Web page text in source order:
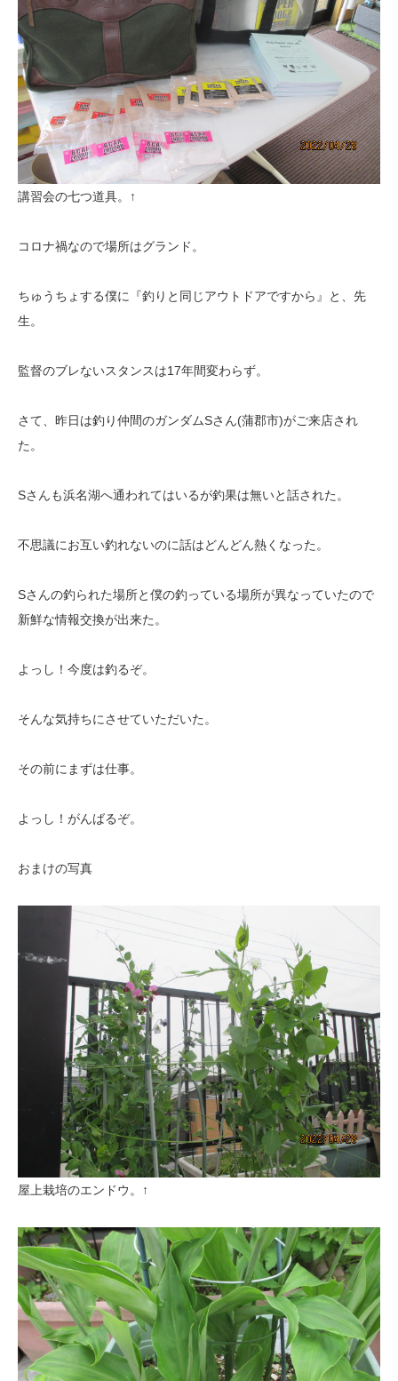
講習会の七つ道具。↑
コロナ禍なので場所はグランド。
ちゅうちょする僕に『釣りと同じアウトドアですから』と、先
生。
監督のブレないスタンスは17年間変わらず。
さて、昨日は釣り仲間のガンダムSさん(蒲郡市)がご来店され
た。
Sさんも浜名湖へ通われてはいるが釣果は無いと話された。
不思議にお互い釣れないのに話はどんどん熱くなった。
Sさんの釣られた場所と僕の釣っている場所が異なっていたので
新鮮な情報交換が出来た。
よっし！今度は釣るぞ。
そんな気持ちにさせていただいた。
その前にまずは仕事。
よっし！がんばるぞ。
おまけの写真
屋上栽培のエンドウ。↑